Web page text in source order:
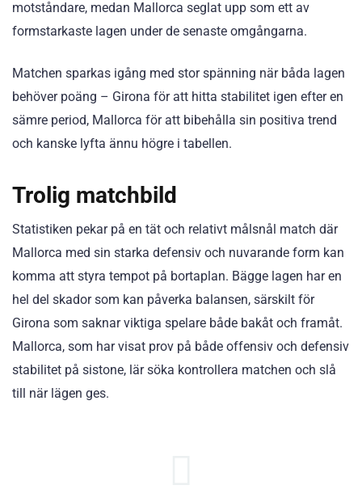
motståndare, medan Mallorca seglat upp som ett av
formstarkaste lagen under de senaste omgångarna.
Matchen sparkas igång med stor spänning när båda lagen
behöver poäng – Girona för att hitta stabilitet igen efter en
sämre period, Mallorca för att bibehålla sin positiva trend
och kanske lyfta ännu högre i tabellen.
Trolig matchbild
Statistiken pekar på en tät och relativt målsnål match där
Mallorca med sin starka defensiv och nuvarande form kan
komma att styra tempot på bortaplan. Bägge lagen har en
hel del skador som kan påverka balansen, särskilt för
Girona som saknar viktiga spelare både bakåt och framåt.
Mallorca, som har visat prov på både offensiv och defensiv
stabilitet på sistone, lär söka kontrollera matchen och slå
till när lägen ges.